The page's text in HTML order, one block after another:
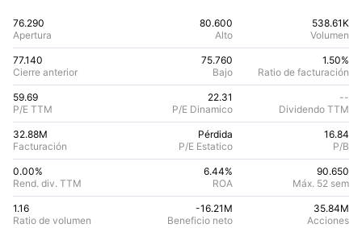
76.290
Apertura
80.600
Alto
538.61K
Volumen
59.69
P/E TTM
22.31
P/E Dinamico
--
Dividendo TTM
1.50%
Ratio de facturación
77.140
Cierre anterior
75.760
Bajo
32.88M
Facturación
Pérdida
P/E Estatico
16.84
P/B
0.00%
Rend. div. TTM
6.44%
ROA
90.650
Máx. 52 sem
1.16
Ratio de volumen
-16.21M
Beneficio neto
35.84M
Acciones